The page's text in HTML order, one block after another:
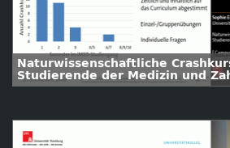
Naturwissenschaftliche
Studierende der Medizin und